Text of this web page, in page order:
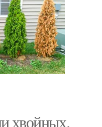
хвойных.